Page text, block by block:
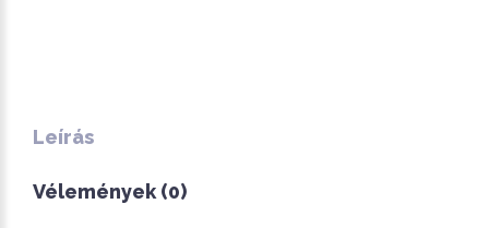
Leírás
Vélemények (0)